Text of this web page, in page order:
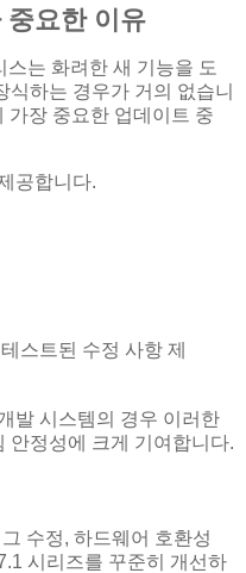
중요한 이유
스는 화려한 새 기능을 도
하는 경우가 거의 없습니
가장 중요한 업데이트 중
공합니다.
스트된 수정 사항 제
발 시스템의 경우 이러한
안정성에 크게 기여합니다.
수정, 하드웨어 호환성
시리즈를 꾸준히 개선하